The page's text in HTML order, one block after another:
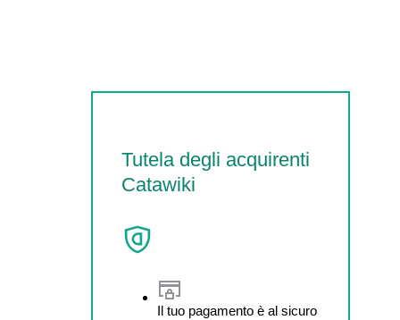
Tutela degli acquirenti
Catawiki
Il tuo pagamento è al sicuro